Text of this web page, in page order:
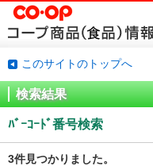
このサイトのトップへ
検索結果
ﾊﾞｰｺｰﾄﾞ番号検索
3件見つかりました。